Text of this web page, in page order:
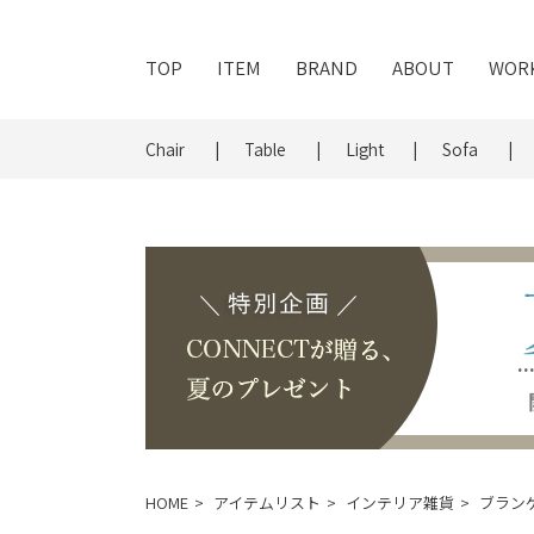
TOP ITEM BRAND ABOUT
Chair Table Light Sofa
HOME アイテムリスト インテリア雑貨 ブラン